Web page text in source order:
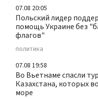
07.08 20:05
Польский лидер
помощь Украине без
флагов"
политика
07.08 19:58
Во Вьетнаме спасли
Казахстана, которых
море